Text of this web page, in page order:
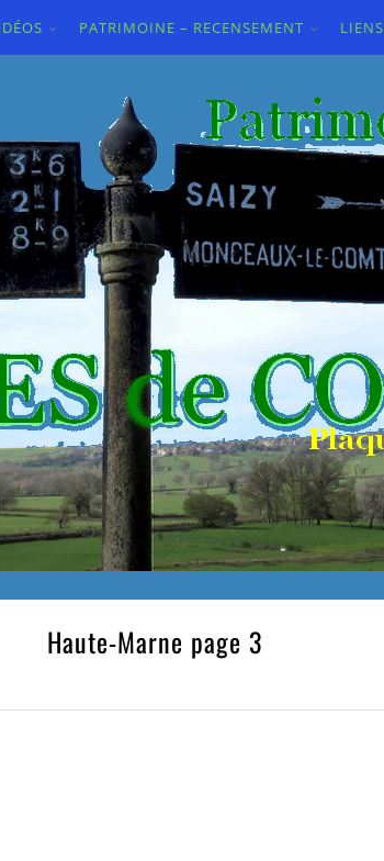
PATRIMOINE – RECENSEMENT LIENS
Haute-Marne page 3